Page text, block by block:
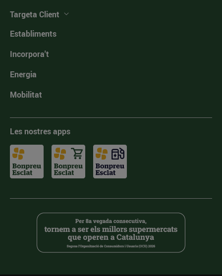
Targeta Client
Establiments
Incorpora't
Energia
Mobilitat
Les nostres apps